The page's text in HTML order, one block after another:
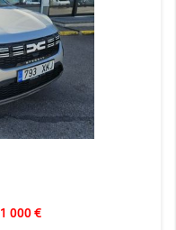
1 000 €